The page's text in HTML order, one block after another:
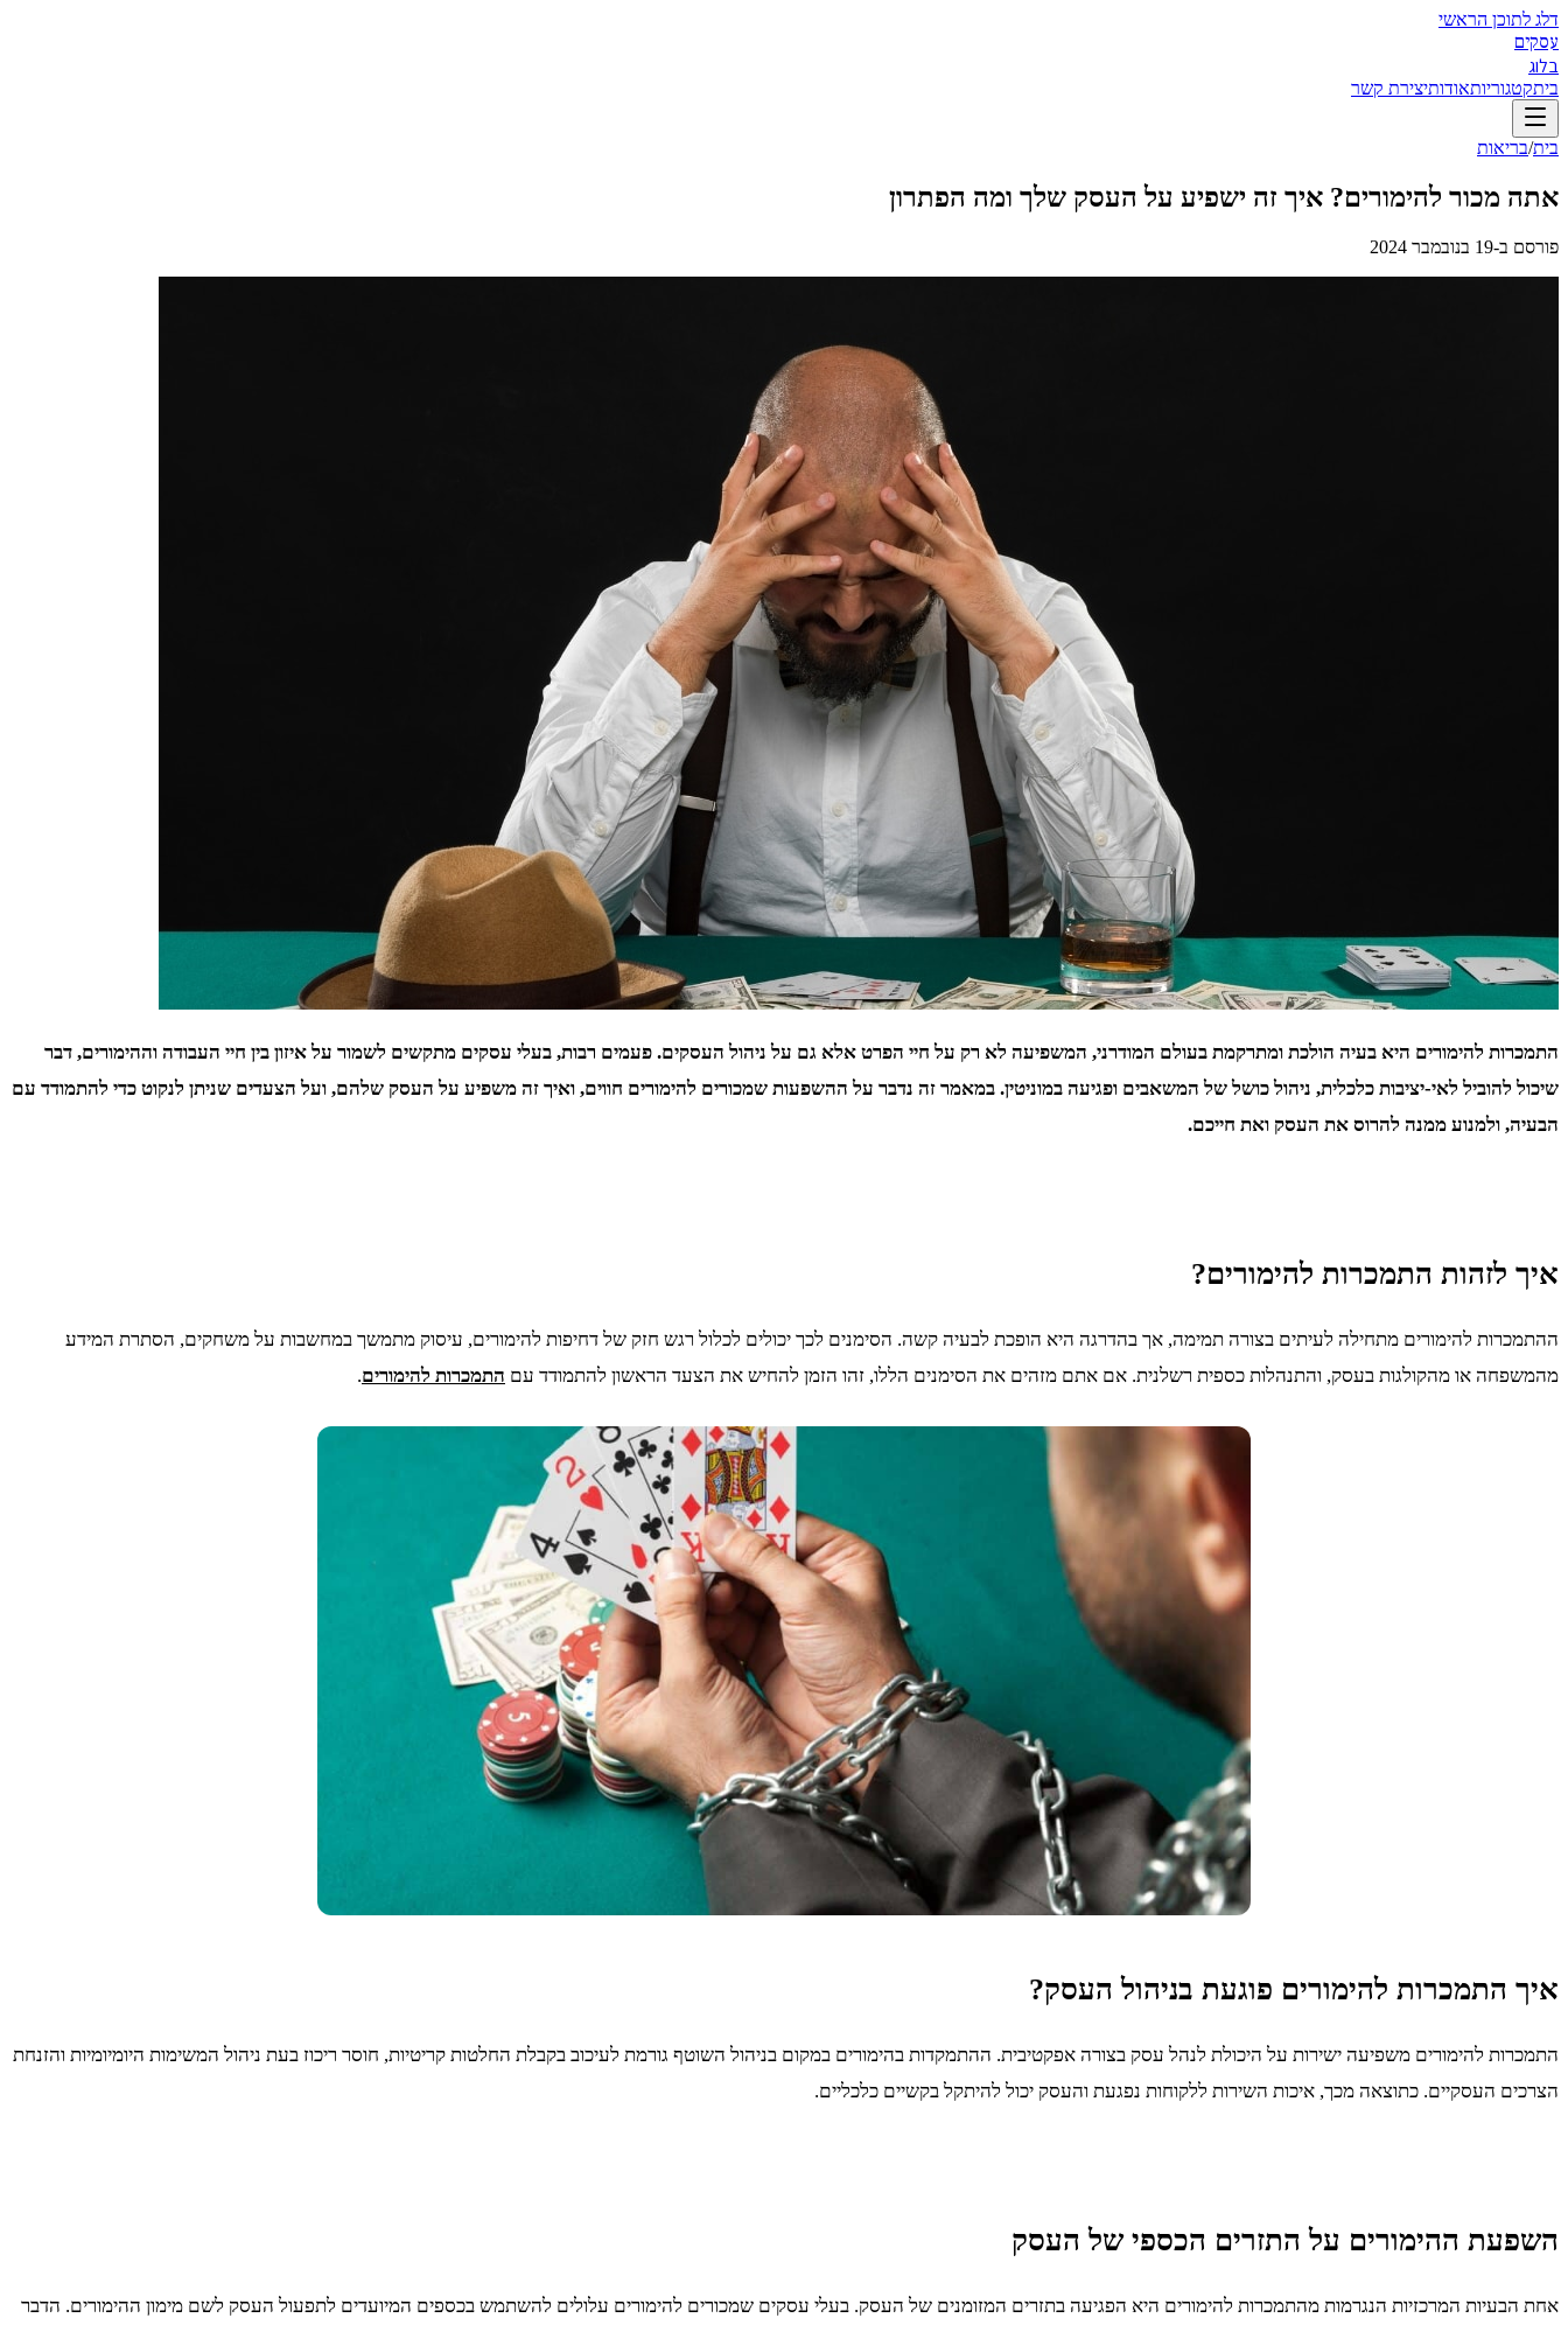
דלג לתוכן הראשי
עסקים
בלוג
ביתקטגוריותאודותיצירת קשר
בית/בריאות
אתה מכור להימורים? איך זה ישפיע על העסק שלך ומה הפתרון
פורסם ב-19 בנובמבר 2024
התמכרות להימורים היא בעיה הולכת ומתרקמת בעולם המודרני, המשפיעה לא רק על חיי הפרט אלא גם על ניהול העסקים. פעמים רבות, בעלי עסקים מתקשים לשמור על איזון בין חיי העבודה וההימורים, דבר
שיכול להוביל לאי-יציבות כלכלית, ניהול כושל של המשאבים ופגיעה במוניטין. במאמר זה נדבר על ההשפעות שמכורים להימורים חווים, ואיך זה משפיע על העסק שלהם, ועל הצעדים שניתן לנקוט כדי להתמודד עם
הבעיה, ולמנוע ממנה להרוס את העסק ואת חייכם.
איך לזהות התמכרות להימורים?
ההתמכרות להימורים מתחילה לעיתים בצורה תמימה, אך בהדרגה היא הופכת לבעיה קשה. הסימנים לכך יכולים לכלול רגש חזק של דחיפות להימורים, עיסוק מתמשך במחשבות על משחקים, הסתרת המידע
מהמשפחה או מהקולגות בעסק, והתנהלות כספית רשלנית. אם אתם מזהים את הסימנים הללו, זהו הזמן להחיש את הצעד הראשון להתמודד עם התמכרות להימורים.
איך התמכרות להימורים פוגעת בניהול העסק?
התמכרות להימורים משפיעה ישירות על היכולת לנהל עסק בצורה אפקטיבית. ההתמקדות בהימורים במקום בניהול השוטף גורמת לעיכוב בקבלת החלטות קריטיות, חוסר ריכוז בעת ניהול המשימות היומיומיות והזנחת
הצרכים העסקיים. כתוצאה מכך, איכות השירות ללקוחות נפגעת והעסק יכול להיתקל בקשיים כלכליים.
השפעת ההימורים על התזרים הכספי של העסק
אחת הבעיות המרכזיות הנגרמות מהתמכרות להימורים היא הפגיעה בתזרים המזומנים של העסק. בעלי עסקים שמכורים להימורים עלולים להשתמש בכספים המיועדים לתפעול העסק לשם מימון ההימורים. הדבר